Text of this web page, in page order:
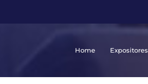
Home Expositores